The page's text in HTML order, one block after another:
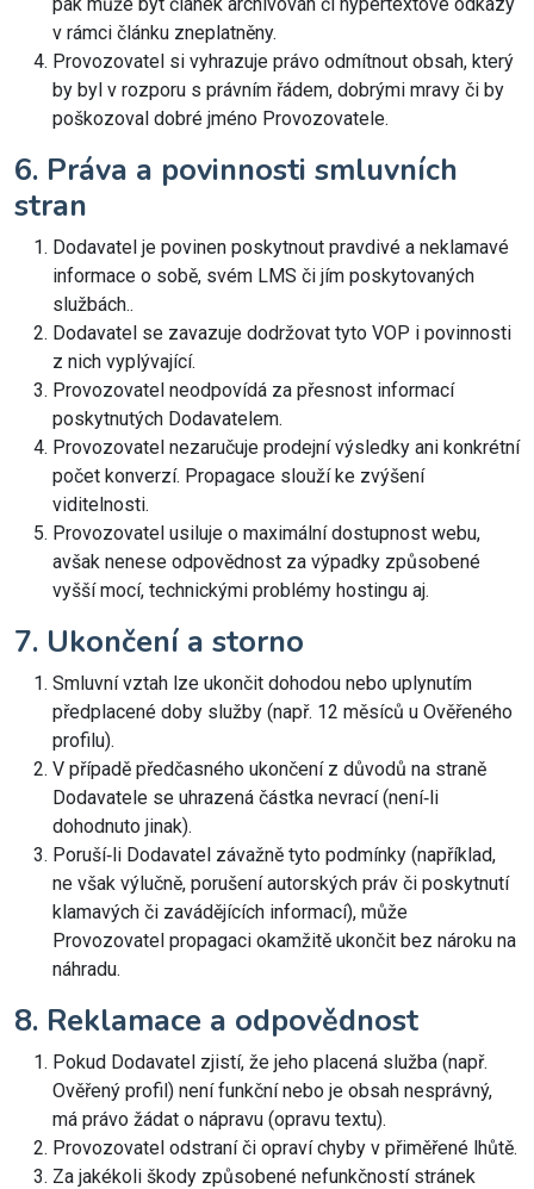
v rámci článku zneplatněny.
Provozovatel si vyhrazuje právo odmítnout obsah, který
by byl v rozporu s právním řádem, dobrými mravy či by
poškozoval dobré jméno Provozovatele.
6. Práva a povinnosti smluvních
stran
Dodavatel je povinen poskytnout pravdivé a neklamavé
informace o sobě, svém LMS či jím poskytovaných
službách..
Dodavatel se zavazuje dodržovat tyto VOP i povinnosti
z nich vyplývající.
Provozovatel neodpovídá za přesnost informací
poskytnutých Dodavatelem.
Provozovatel nezaručuje prodejní výsledky ani konkrétní
počet konverzí. Propagace slouží ke zvýšení
viditelnosti.
Provozovatel usiluje o maximální dostupnost webu,
avšak nenese odpovědnost za výpadky způsobené
vyšší mocí, technickými problémy hostingu aj.
7. Ukončení a storno
Smluvní vztah lze ukončit dohodou nebo uplynutím
předplacené doby služby (např. 12 měsíců u Ověřeného
profilu).
V případě předčasného ukončení z důvodů na straně
Dodavatele se uhrazená částka nevrací (není‑li
dohodnuto jinak).
Poruší‑li Dodavatel závažně tyto podmínky (například,
ne však výlučně, porušení autorských práv či poskytnutí
klamavých či zavádějících informací), může
Provozovatel propagaci okamžitě ukončit bez nároku na
náhradu.
8. Reklamace a odpovědnost
Pokud Dodavatel zjistí, že jeho placená služba (např.
Ověřený profil) není funkční nebo je obsah nesprávný,
má právo žádat o nápravu (opravu textu).
Provozovatel odstraní či opraví chyby v přiměřené lhůtě.
Za jakékoli škody způsobené nefunkčností stránek